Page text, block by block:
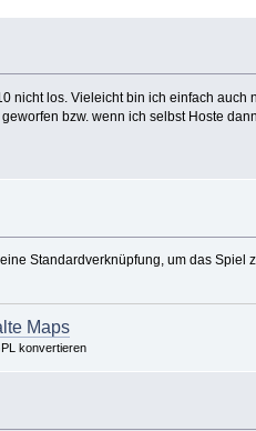
nicht los. Vieleicht bin ich einfach auch
bzw. wenn ich selbst Hoste
Standardverknüpfung, um das Spiel
Maps
konvertieren